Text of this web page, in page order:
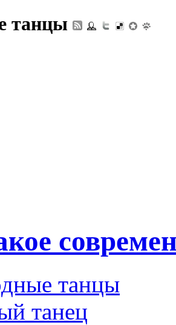
танцы
танцы
танец